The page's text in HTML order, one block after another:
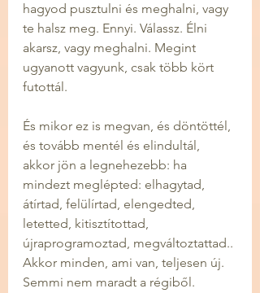
hagyod pusztulni és meghalni, vagy
te halsz meg. Ennyi. Válassz. Élni
akarsz, vagy meghalni. Megint
ugyanott vagyunk, csak több kört
futottál.
És mikor ez is megvan, és döntöttél,
és tovább mentél és elindultál,
akkor jön a legnehezebb: ha
mindezt meglépted: elhagytad,
átírtad, felülírtad, elengedted,
letetted, kitisztítottad,
újraprogramoztad, megváltoztattad..
Akkor minden, ami van, teljesen új.
Semmi nem maradt a régiből.